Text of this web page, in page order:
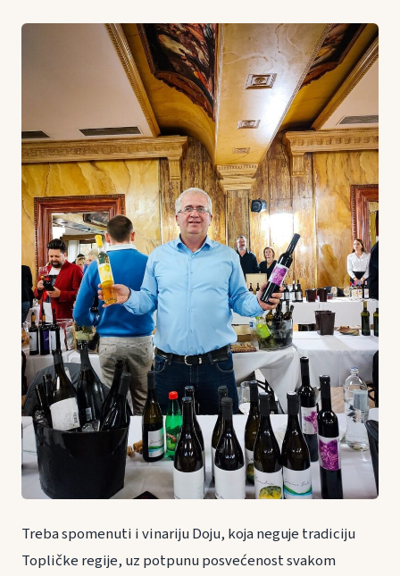
Treba spomenuti i vinariju Doju, koja neguje tradiciju
Topličke regije, uz potpunu posvećenost svakom